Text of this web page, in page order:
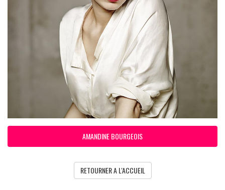
AMANDINE BOURGEOIS
RETOURNER A L'ACCUEIL